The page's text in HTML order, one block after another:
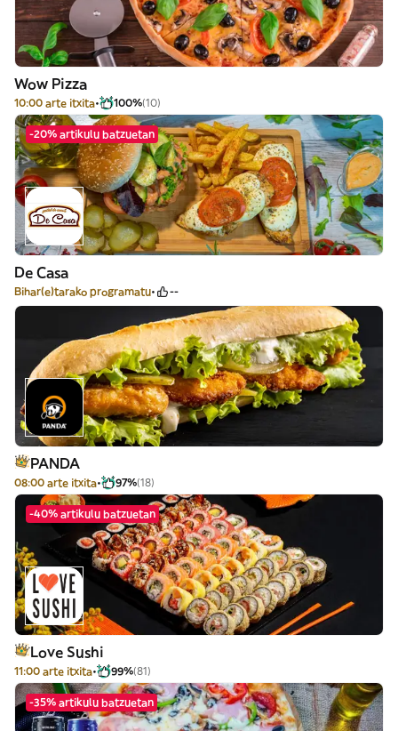
Wow Pizza
10:00 arte itxita 100%(10)
-20% artikulu batzuetan
De Casa
Bihar(e)tarako programatu --
PANDA
08:00 arte itxita 97%(18)
-40% artikulu batzuetan
Love Sushi
11:00 arte itxita 99%(81)
-35% artikulu batzuetan